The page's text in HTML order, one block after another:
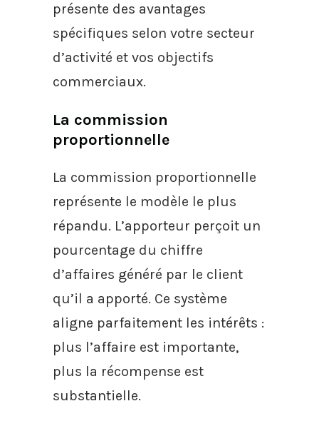
présente des avantages
spécifiques selon votre secteur
d’activité et vos objectifs
commerciaux.
La commission
proportionnelle
La commission proportionnelle
représente le modèle le plus
répandu. L’apporteur perçoit un
pourcentage du chiffre
d’affaires généré par le client
qu’il a apporté. Ce système
aligne parfaitement les intérêts :
plus l’affaire est importante,
plus la récompense est
substantielle.